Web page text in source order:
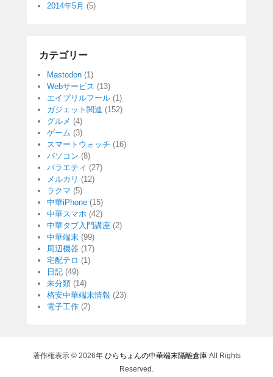
2014年5月 (5)
カテゴリー
Mastodon (1)
Webサービス (13)
エイプリルフール (1)
ガジェット関連 (152)
グルメ (4)
ゲーム (3)
スマートウォッチ (16)
パソコン (8)
バラエティ (27)
メルカリ (12)
ラクマ (5)
中華iPhone (15)
中華スマホ (42)
中華タブ入門講座 (2)
中華端末 (99)
周辺機器 (17)
宅配テロ (1)
日記 (49)
未分類 (14)
格安中華端末情報 (23)
電子工作 (2)
著作権表示 © 2026年 ひらちょんの中華端末隔離倉庫All Rights
Reserved.